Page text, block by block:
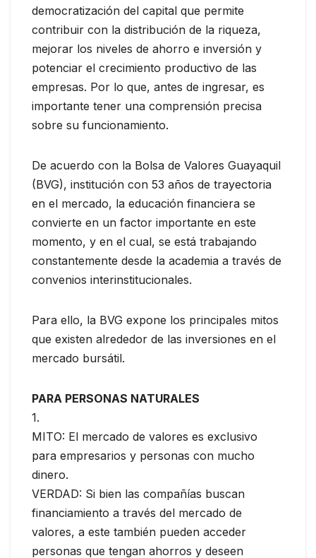
democratización del capital que permite
contribuir con la distribución de la riqueza,
mejorar los niveles de ahorro e inversión y
potenciar el crecimiento productivo de las
empresas. Por lo que, antes de ingresar, es
importante tener una comprensión precisa
sobre su funcionamiento.
De acuerdo con la Bolsa de Valores Guayaquil
(BVG), institución con 53 años de trayectoria
en el mercado, la educación financiera se
convierte en un factor importante en este
momento, y en el cual, se está trabajando
constantemente desde la academia a través de
convenios interinstitucionales.
Para ello, la BVG expone los principales mitos
que existen alrededor de las inversiones en el
mercado bursátil.
PARA PERSONAS NATURALES
1.
MITO: El mercado de valores es exclusivo
para empresarios y personas con mucho
dinero.
VERDAD: Si bien las compañías buscan
financiamiento a través del mercado de
valores, a este también pueden acceder
personas que tengan ahorros y deseen